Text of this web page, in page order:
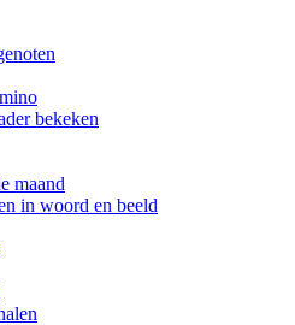
bekeken
maand
in woord en beeld